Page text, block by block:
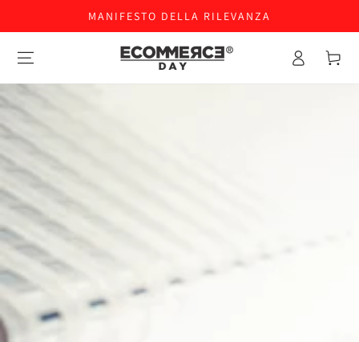
MANIFESTO DELLA RILEVANZA
Accesso Carello